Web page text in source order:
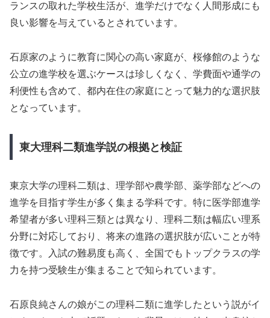
ランスの取れた学校生活が、進学だけでなく人間形成にも
良い影響を与えているとされています。
石原家のように教育に関心の高い家庭が、桜修館のような
公立の進学校を選ぶケースは珍しくなく、学費面や通学の
利便性も含めて、都内在住の家庭にとって魅力的な選択肢
となっています。
東大理科二類進学説の根拠と検証
東京大学の理科二類は、理学部や農学部、薬学部などへの
進学を目指す学生が多く集まる学科です。特に医学部進学
希望者が多い理科三類とは異なり、理科二類は幅広い理系
分野に対応しており、将来の進路の選択肢が広いことが特
徴です。入試の難易度も高く、全国でもトップクラスの学
力を持つ受験生が集まることで知られています。
石原良純さんの娘がこの理科二類に進学したという説がイ